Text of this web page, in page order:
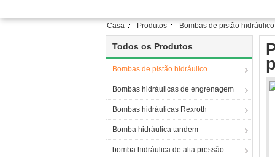
Casa Produtos Bombas de pistão hidráulico
Todos os Produtos
Bombas de pistão hidráulico
Bombas hidráulicas de engrenagem
Bombas hidráulicas Rexroth
Bomba hidráulica tandem
bomba hidráulica de alta pressão